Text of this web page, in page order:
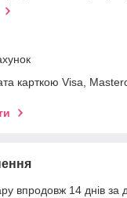
карткою Visa,
впродовж 14 днів за